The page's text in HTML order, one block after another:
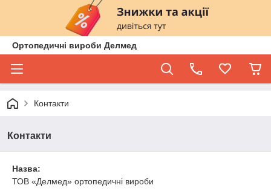
Ортопедичні вироби Делмед
Контакти
Контакти
Назва:
ТОВ «Делмед» ортопедичні вироби